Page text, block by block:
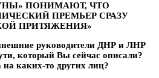
ПОНИМАЮТ, ЧТО
ПРЕМЬЕР СРАЗУ
ПРИТЯЖЕНИЯ»
руководители ДНР и ЛНР
который Вы сейчас описали?
на каких-то других лиц?